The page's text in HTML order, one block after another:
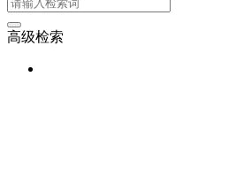
高级检索